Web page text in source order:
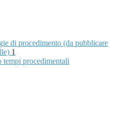
di procedimento (da pubblicare
1
tempi procedimentali